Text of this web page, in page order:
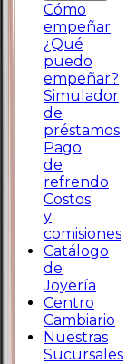
Cómo
empeñar
¿Qué
puedo
empeñar?
Simulador
de
préstamos
Pago
de
refrendo
Costos
y
comisiones
Catálogo
de
Joyería
Centro
Cambiario
Nuestras
Sucursales